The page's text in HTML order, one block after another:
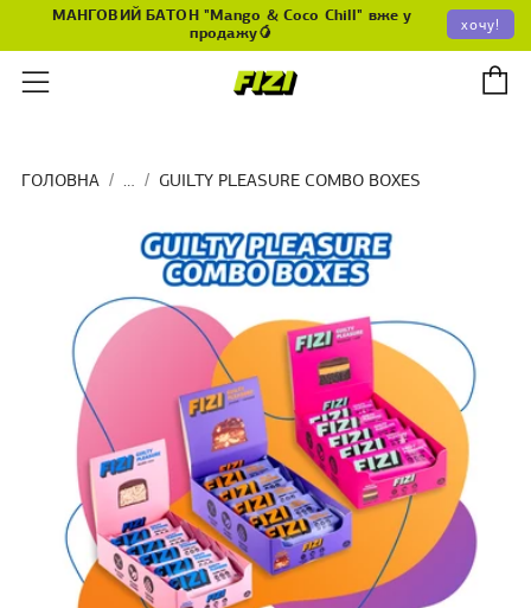
МАНГОВИЙ БАТОН "Mango & Coco Chill" вже у
продажу🥭
хочу!
Меню
ГОЛОВНА … GUILTY PLEASURE COMBO BOXES